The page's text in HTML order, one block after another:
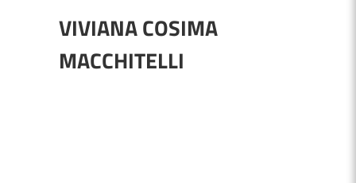
VIVIANA COSIMA
MACCHITELLI